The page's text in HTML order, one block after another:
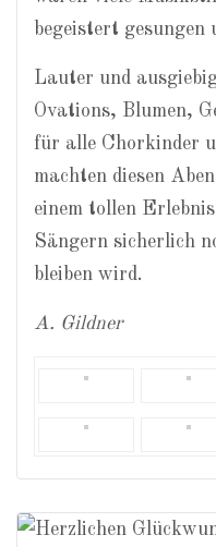
begeistert gesungen
Lauter und
Ovations, Blumen,
für alle Chorkinder
machten diesen
einem tollen
Sängern sicherlich
bleiben wird.
A. Gildner